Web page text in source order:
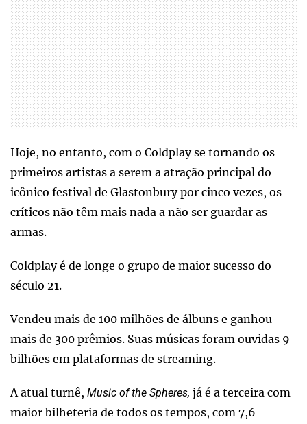
Hoje, no entanto, com o Coldplay se tornando os
primeiros artistas a serem a atração principal do
icônico festival de Glastonbury por cinco vezes, os
críticos não têm mais nada a não ser guardar as
armas.
Coldplay é de longe o grupo de maior sucesso do
século 21.
Vendeu mais de 100 milhões de álbuns e ganhou
mais de 300 prêmios. Suas músicas foram ouvidas 9
bilhões em plataformas de streaming.
A atual turnê, Music of the Spheres, já é a terceira com
maior bilheteria de todos os tempos, com 7,6